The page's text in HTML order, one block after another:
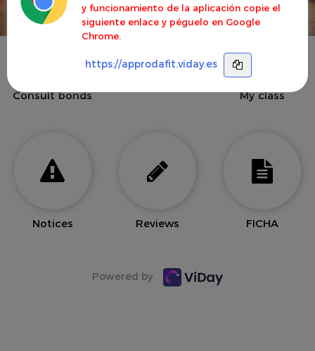
y funcionamiento de la aplicación copie el
siguiente enlace y péguelo en Google
Chrome.
https://approdafit.viday.es
Consult bonds My class
Notices Reviews FICHA
Powered by